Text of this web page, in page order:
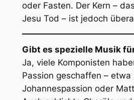
oder Fasten. Der Kern –
Jesu Tod – ist jedoch
Gibt es spezielle Musik
Ja, viele Komponisten
Passion geschaffen – etwa
Johannespassion oder